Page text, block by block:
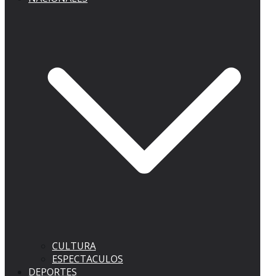
CULTURA
ESPECTACULOS
DEPORTES